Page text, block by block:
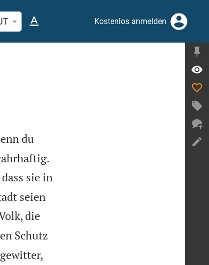
oder Begriff suchen
Kostenlos anmelden
du

sie in
seien
die
Schutz